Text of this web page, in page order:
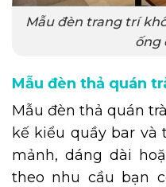
Mẫu đèn trang trí
ống
Mẫu đèn thả quán
Mẫu đèn thả quán
kế kiểu quầy bar và
mảnh, dáng dài
theo nhu cầu bạn